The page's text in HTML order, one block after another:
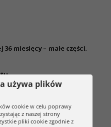
miesięcy – małe części,
używa plików
cookie w celu poprawy
z naszej strony
pliki cookie zgodnie z